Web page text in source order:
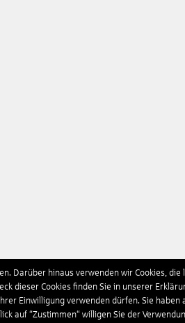
Darüber hinaus verwenden wir Cookies, die
dieser Cookies finden Sie in unserer
Einwilligung verwenden dürfen. Sie
auf “Zustimmen“ willigen Sie der